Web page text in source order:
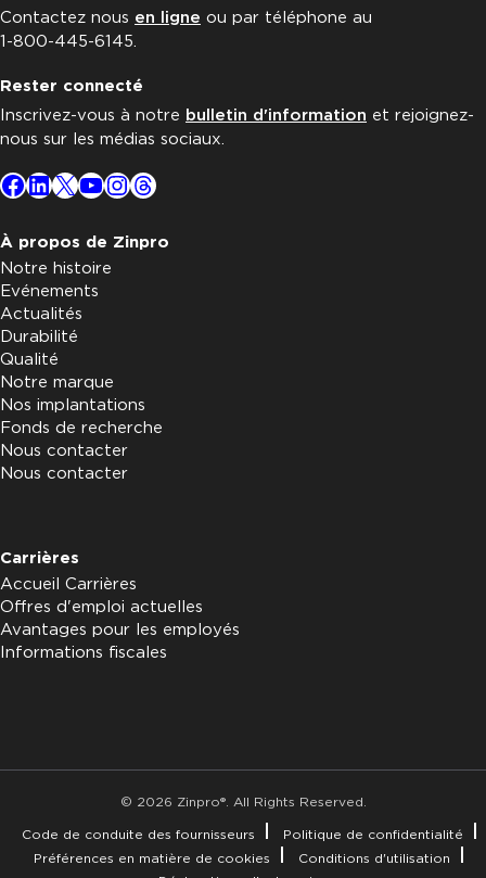
Contactez nous en ligne ou par téléphone au
1-800-445-6145.
Rester connecté
Inscrivez-vous à notre bulletin d'information et rejoignez-
nous sur les médias sociaux.
Facebook
LinkedIn
X YouTube
Instagram
Threads
À propos de Zinpro
Notre histoire
Evénements
Actualités
Durabilité
Qualité
Notre marque
Nos implantations
Fonds de recherche
Nous contacter
Nous contacter
Carrières
Accueil Carrières
Offres d'emploi actuelles
Avantages pour les employés
Informations fiscales
© 2026 Zinpro®. All Rights Reserved.
Code de conduite des fournisseurs
Politique de confidentialité
Préférences en matière de cookies
Conditions d'utilisation